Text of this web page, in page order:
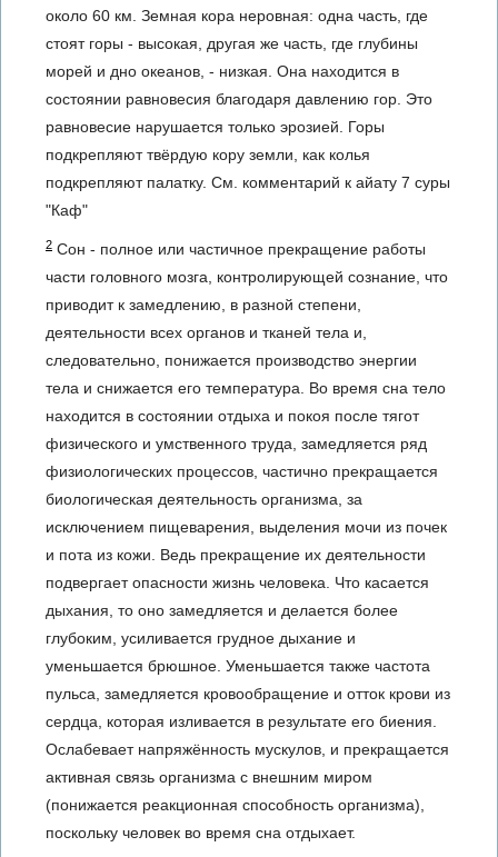
около 60 км. Земная кора неровная: одна часть, где
стоят горы - высокая, другая же часть, где глубины
морей и дно океанов, - низкая. Она находится в
состоянии равновесия благодаря давлению гор. Это
равновесие нарушается только эрозией. Горы
подкрепляют твёрдую кору земли, как колья
подкрепляют палатку. См. комментарий к айату 7 суры
"Каф"
2 Сон - полное или частичное прекращение работы
части головного мозга, контролирующей сознание, что
приводит к замедлению, в разной степени,
деятельности всех органов и тканей тела и,
следовательно, понижается производство энергии
тела и снижается его температура. Во время сна тело
находится в состоянии отдыха и покоя после тягот
физического и умственного труда, замедляется ряд
физиологических процессов, частично прекращается
биологическая деятельность организма, за
исключением пищеварения, выделения мочи из почек
и пота из кожи. Ведь прекращение их деятельности
подвергает опасности жизнь человека. Что касается
дыхания, то оно замедляется и делается более
глубоким, усиливается грудное дыхание и
уменьшается брюшное. Уменьшается также частота
пульса, замедляется кровообращение и отток крови из
сердца, которая изливается в результате его биения.
Ослабевает напряжённость мускулов, и прекращается
активная связь организма с внешним миром
(понижается реакционная способность организма),
поскольку человек во время сна отдыхает.